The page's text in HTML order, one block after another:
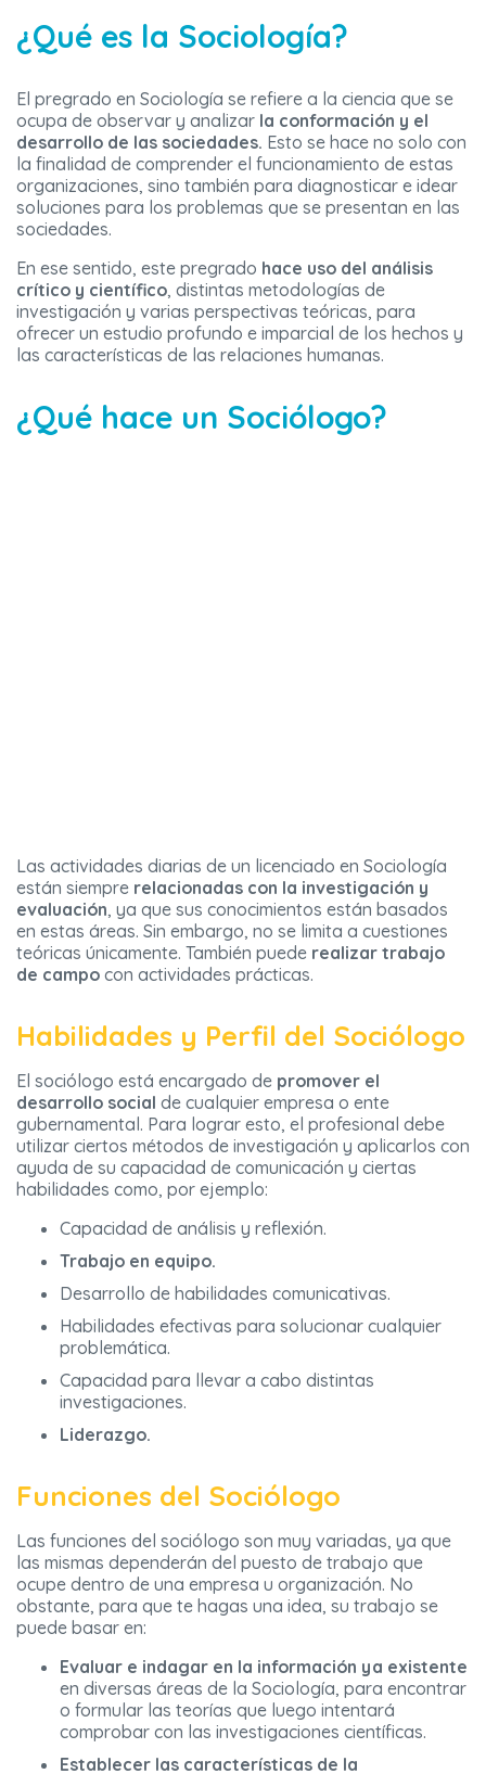
¿Qué es la Sociología?
El pregrado en Sociología se refiere a la ciencia que se
ocupa de observar y analizar la conformación y el
desarrollo de las sociedades. Esto se hace no solo con
la finalidad de comprender el funcionamiento de estas
organizaciones, sino también para diagnosticar e idear
soluciones para los problemas que se presentan en las
sociedades.
En ese sentido, este pregrado hace uso del análisis
crítico y científico, distintas metodologías de
investigación y varias perspectivas teóricas, para
ofrecer un estudio profundo e imparcial de los hechos y
las características de las relaciones humanas.
¿Qué hace un Sociólogo?
Las actividades diarias de un licenciado en Sociología
están siempre relacionadas con la investigación y
evaluación, ya que sus conocimientos están basados
en estas áreas. Sin embargo, no se limita a cuestiones
teóricas únicamente. También puede realizar trabajo
de campo con actividades prácticas.
Habilidades y Perfil del Sociólogo
El sociólogo está encargado de promover el
desarrollo social de cualquier empresa o ente
gubernamental. Para lograr esto, el profesional debe
utilizar ciertos métodos de investigación y aplicarlos con
ayuda de su capacidad de comunicación y ciertas
habilidades como, por ejemplo:
Capacidad de análisis y reflexión.
Trabajo en equipo.
Desarrollo de habilidades comunicativas.
Habilidades efectivas para solucionar cualquier
problemática.
Capacidad para llevar a cabo distintas
investigaciones.
Liderazgo.
Funciones del Sociólogo
Las funciones del sociólogo son muy variadas, ya que
las mismas dependerán del puesto de trabajo que
ocupe dentro de una empresa u organización. No
obstante, para que te hagas una idea, su trabajo se
puede basar en:
Evaluar e indagar en la información ya existente
en diversas áreas de la Sociología, para encontrar
o formular las teorías que luego intentará
comprobar con las investigaciones científicas.
Establecer las características de la